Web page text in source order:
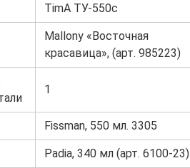
TimA ТУ-550с
Mallony «Восточная
красавица», (арт. 985223)
1
Fissman, 550 мл. 3305
Padia, 340 мл (арт. 6100-23)